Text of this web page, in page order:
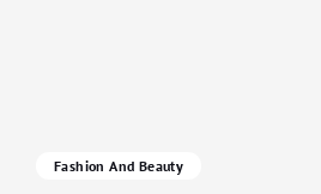
Fashion And Beauty